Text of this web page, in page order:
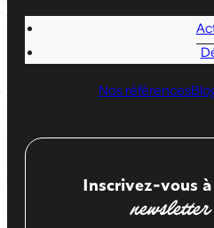
Nos références
Inscrivez-vous
newsletter